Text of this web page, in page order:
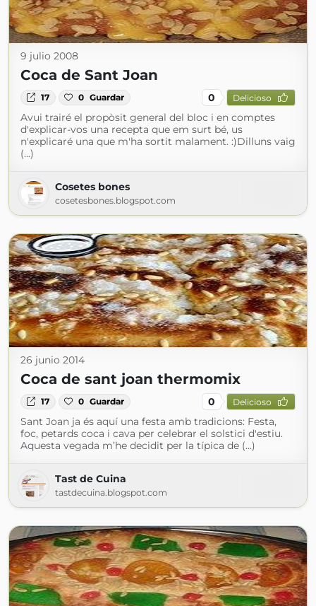
9 julio 2008
Coca de Sant Joan
17 0 Guardar 0 Delicioso
Avui trairé el propòsit general del bloc i en comptes
d'explicar-vos una recepta que em surt bé, us
n'explicaré una que m'ha sortit malament. :)Dilluns vaig
(...)
Cosetes bones
cosetesbones.blogspot.com
26 junio 2014
Coca de sant joan thermomix
17 0 Guardar 0 Delicioso
Sant Joan ja és aquí una festa amb tradicions: Festa,
foc, petards coca i cava per celebrar el solstici d'estiu.
Aquesta vegada m’he decidit per la típica de (...)
Tast de Cuina
tastdecuina.blogspot.com